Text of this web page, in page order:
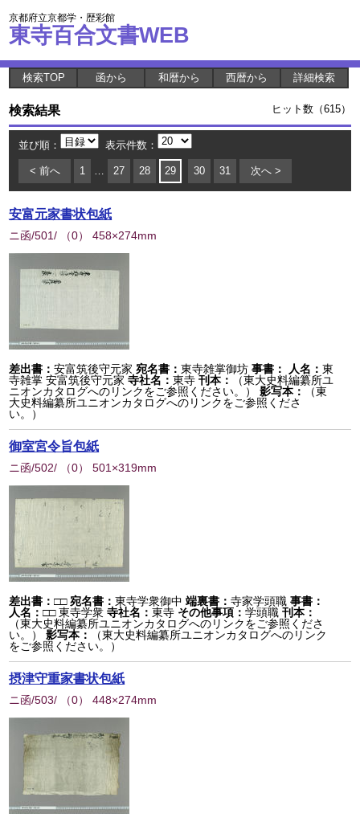
京都府立京都学・歴彩館
東寺百合文書WEB
検索TOP 函から 和暦から 西暦から 詳細検索
検索結果 ヒット数（615）
並び順： 表示件数：
< 前へ 1 … 27 28 29 30 31 次へ >
安富元家書状包紙
ニ函/501/ （0） 458×274mm
差出書：安富筑後守元家 宛名書：東寺雑掌御坊 事書： 人名：東
寺雑掌 安富筑後守元家 寺社名：東寺 刊本：
（東大史料編纂所ユ
ニオンカタログへのリンクをご参照ください。）
影写本：
（東
大史料編纂所ユニオンカタログへのリンクをご参照くださ
い。）
御室宮令旨包紙
ニ函/502/ （0） 501×319mm
差出書：□□ 宛名書：東寺学衆御中 端裏書：寺家学頭職 事書：
人名：□□ 東寺学衆 寺社名：東寺 その他事項：学頭職 刊本：
（東大史料編纂所ユニオンカタログへのリンクをご参照くださ
い。）
影写本：
（東大史料編纂所ユニオンカタログへのリンク
をご参照ください。）
摂津守重家書状包紙
ニ函/503/ （0） 448×274mm